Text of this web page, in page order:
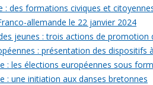
: des formations civiques et
allemande le 22 janvier 2024
jeunes : trois actions de promotion
: présentation des dispositifs
: les élections européennes sous
: une initiation aux danses bretonnes